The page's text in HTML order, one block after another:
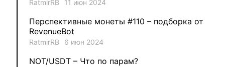
Ksenia 1
RatmirRB 11 июн 2024
Перспективные монеты #110 – подборка от
RevenueBot
RatmirRB 6 июн 2024
NOT/USDT – Что по парам?